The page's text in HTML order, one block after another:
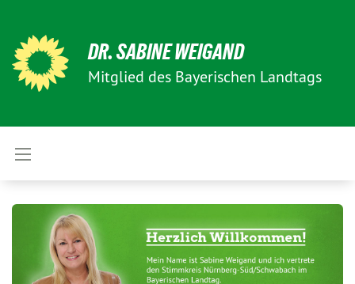
DR. SABINE WEIGAND
Mitglied des Bayerischen Landtags